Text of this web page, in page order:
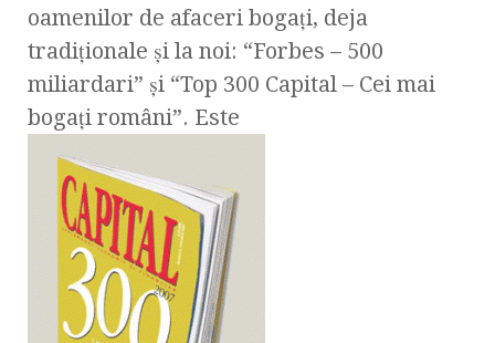
oamenilor de afaceri bogaţi, deja
tradiţionale şi la noi: “Forbes – 500
miliardari” şi “Top 300 Capital – Cei mai
bogaţi români”. Este